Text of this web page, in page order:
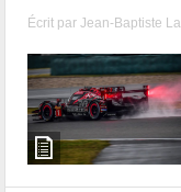
Écrit parJean-Baptiste